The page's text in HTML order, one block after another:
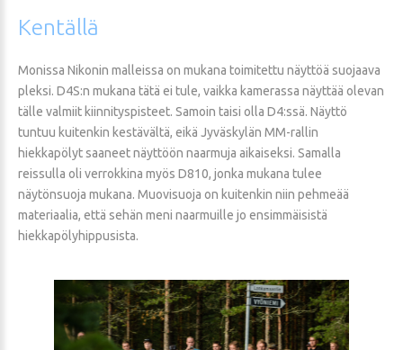
Kentällä
Monissa Nikonin malleissa on mukana toimitettu näyttöä suojaava
pleksi. D4S:n mukana tätä ei tule, vaikka kamerassa näyttää olevan
tälle valmiit kiinnityspisteet. Samoin taisi olla D4:ssä. Näyttö
tuntuu kuitenkin kestävältä, eikä Jyväskylän MM-rallin
hiekkapölyt saaneet näyttöön naarmuja aikaiseksi. Samalla
reissulla oli verrokkina myös D810, jonka mukana tulee
näytönsuoja mukana. Muovisuoja on kuitenkin niin pehmeää
materiaalia, että sehän meni naarmuille jo ensimmäisistä
hiekkapölyhippusista.